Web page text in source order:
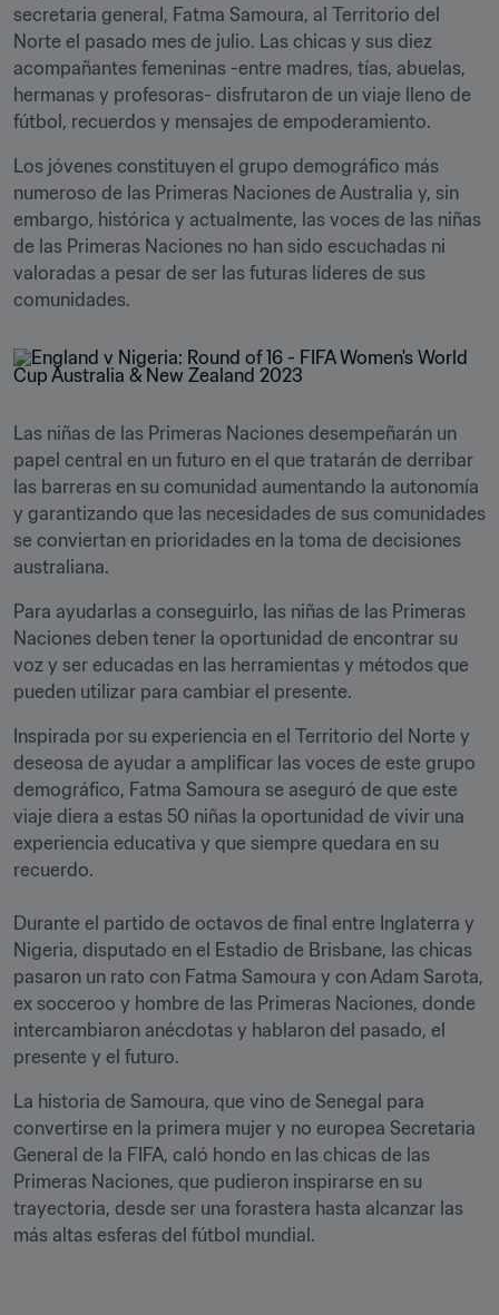
secretaria general, Fatma Samoura, al Territorio del
Norte el pasado mes de julio. Las chicas y sus diez
acompañantes femeninas -entre madres, tías, abuelas,
hermanas y profesoras- disfrutaron de un viaje lleno de
fútbol, recuerdos y mensajes de empoderamiento.
Los jóvenes constituyen el grupo demográfico más
numeroso de las Primeras Naciones de Australia y, sin
embargo, histórica y actualmente, las voces de las niñas
de las Primeras Naciones no han sido escuchadas ni
valoradas a pesar de ser las futuras líderes de sus
comunidades.
Las niñas de las Primeras Naciones desempeñarán un
papel central en un futuro en el que tratarán de derribar
las barreras en su comunidad aumentando la autonomía
y garantizando que las necesidades de sus comunidades
se conviertan en prioridades en la toma de decisiones
australiana.
Para ayudarlas a conseguirlo, las niñas de las Primeras
Naciones deben tener la oportunidad de encontrar su
voz y ser educadas en las herramientas y métodos que
pueden utilizar para cambiar el presente.
Inspirada por su experiencia en el Territorio del Norte y
deseosa de ayudar a amplificar las voces de este grupo
demográfico, Fatma Samoura se aseguró de que este
viaje diera a estas 50 niñas la oportunidad de vivir una
experiencia educativa y que siempre quedara en su
recuerdo.
Durante el partido de octavos de final entre Inglaterra y
Nigeria, disputado en el Estadio de Brisbane, las chicas
pasaron un rato con Fatma Samoura y con Adam Sarota,
ex socceroo y hombre de las Primeras Naciones, donde
intercambiaron anécdotas y hablaron del pasado, el
presente y el futuro.
La historia de Samoura, que vino de Senegal para
convertirse en la primera mujer y no europea Secretaria
General de la FIFA, caló hondo en las chicas de las
Primeras Naciones, que pudieron inspirarse en su
trayectoria, desde ser una forastera hasta alcanzar las
más altas esferas del fútbol mundial.